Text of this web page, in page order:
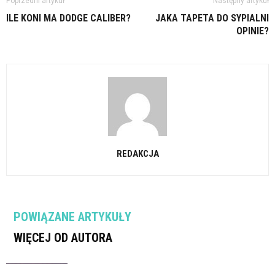
ILE KONI MA DODGE CALIBER?
JAKA TAPETA DO SYPIALNI
OPINIE?
REDAKCJA
POWIĄZANE ARTYKUŁY
WIĘCEJ OD AUTORA